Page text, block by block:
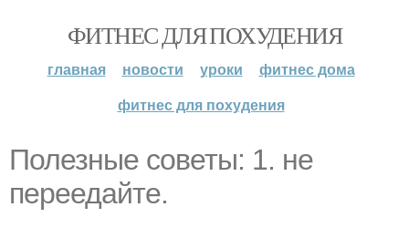
ФИТНЕС ДЛЯ ПОХУДЕНИЯ
главная новости уроки
фитнес дома
фитнес для похудения
Полезные советы: 1. не
переедайте.